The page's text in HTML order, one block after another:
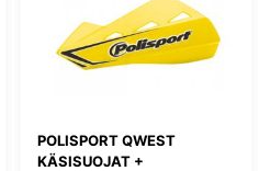
POLISPORT QWEST
KÄSISUOJAT +